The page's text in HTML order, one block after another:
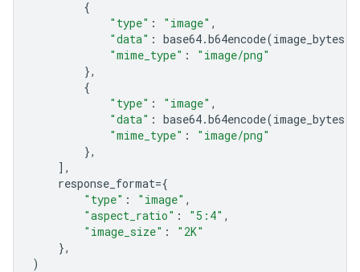
{
"type" : "image" ,
"data" : base64.b64encode(image_bytes
"mime_type" :
"image/png"
},
{
"type" : "image" ,
"data" : base64.b64encode(image_bytes
"mime_type" :
"image/png"
},
],
response_format={
"type" : "image" ,
"aspect_ratio" : "5:4" ,
"image_size" :
"2K"
},
)